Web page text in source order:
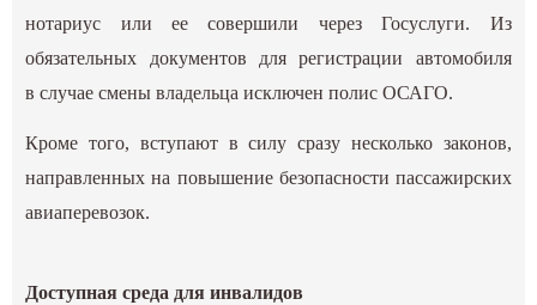
нотариус или ее совершили через Госуслуги. Из
обязательных документов для регистрации автомобиля
в случае смены владельца исключен полис ОСАГО.
Кроме того, вступают в силу сразу несколько законов,
направленных на повышение безопасности пассажирских
авиаперевозок.
Доступная среда для инвалидов